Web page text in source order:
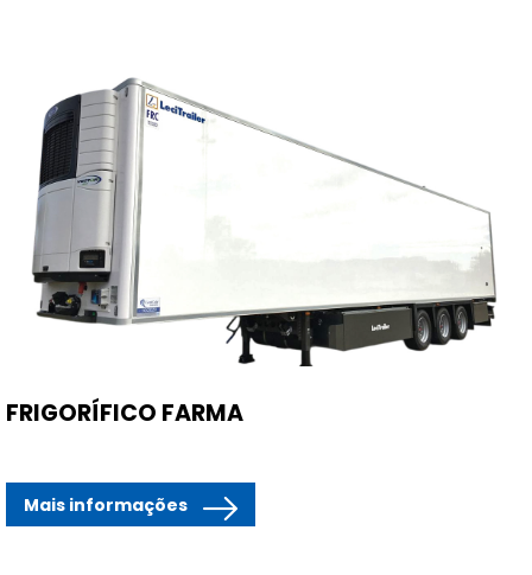
FRIGORÍFICO FARMA
Mais informações